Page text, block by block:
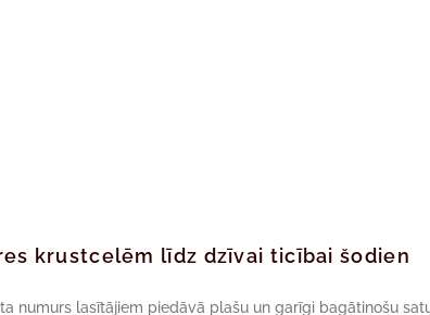
krustcelēm līdz dzīvai ticībai šodien
numurs lasītājiem piedāvā plašu un garīgi bagātinošu